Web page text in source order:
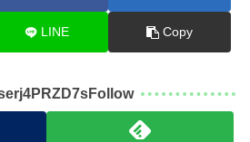
LINE Copy